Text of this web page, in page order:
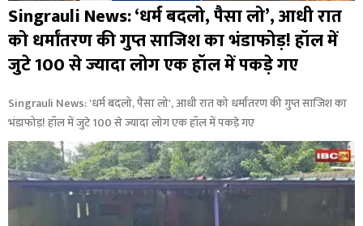
Singrauli News: ‘धर्म बदलो, पैसा लो’, आधी रात
को धर्मांतरण की गुप्त साजिश का भंडाफोड़! हॉल में
जुटे 100 से ज्यादा लोग एक हॉल में पकड़े गए
Singrauli News: 'धर्म बदलो, पैसा लो', आधी रात को धर्मांतरण की गुप्त साजिश का
भंडाफोड़! हॉल में जुटे 100 से ज्यादा लोग एक हॉल में पकड़े गए